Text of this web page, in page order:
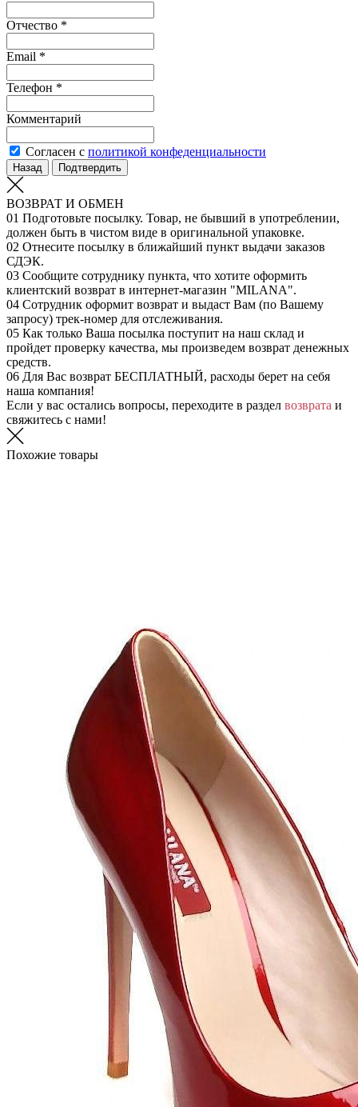
Отчество *
Email *
Телефон *
Комментарий
Согласен с политикой конфеденциальности
Назад Подтвердить
ВОЗВРАТ И ОБМЕН
01 Подготовьте посылку. Товар, не бывший в употреблении,
должен быть в чистом виде в оригинальной упаковке.
02 Отнесите посылку в ближайший пункт выдачи заказов
СДЭК.
03 Сообщите сотруднику пункта, что хотите оформить
клиентский возврат в интернет-магазин "MILANA".
04 Сотрудник оформит возврат и выдаст Вам (по Вашему
запросу) трек-номер для отслеживания.
05 Как только Ваша посылка поступит на наш склад и
пройдет проверку качества, мы произведем возврат денежных
средств.
06 Для Вас возврат БЕСПЛАТНЫЙ, расходы берет на себя
наша компания!
Если у вас остались вопросы, переходите в раздел возврата и
свяжитесь с нами!
Похожие товары